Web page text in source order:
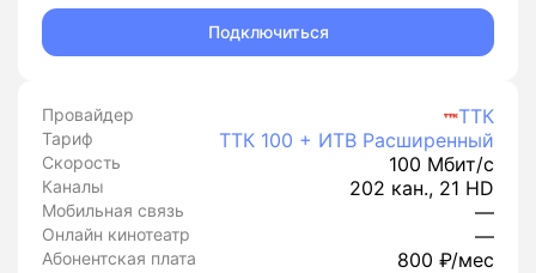
Подключиться
Провайдер ТТК
Тариф ТТК 100 + ИТВ Расширенный
Скорость 100 Мбит/с
Каналы 202 кан., 21 HD
Мобильная связь —
Онлайн кинотеатр —
Абонентская плата 800 ₽/мес